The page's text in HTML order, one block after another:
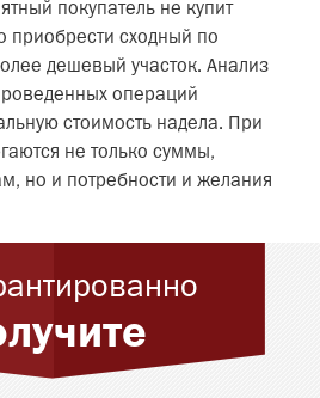
покупатель не купит
приобрести сходный по
дешевый участок. Анализ
операций
стоимость надела. При
не только суммы,
но и потребности и желания